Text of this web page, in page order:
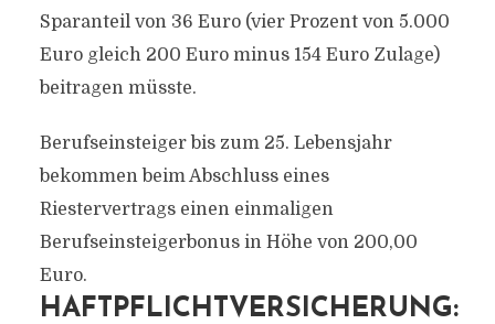
Sparanteil von 36 Euro (vier Prozent von 5.000
Euro gleich 200 Euro minus 154 Euro Zulage)
beitragen müsste.
Berufseinsteiger bis zum 25. Lebensjahr
bekommen beim Abschluss eines
Riestervertrags einen einmaligen
Berufseinsteigerbonus in Höhe von 200,00
Euro.
HAFTPFLICHTVERSICHERUNG: